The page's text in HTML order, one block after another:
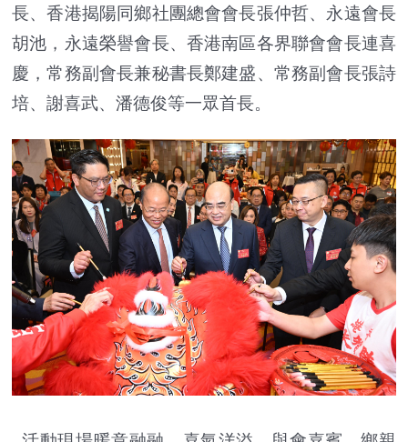
長、香港揭陽同鄉社團總會會長張仲哲、永遠會長
胡池，永遠榮譽會長、香港南區各界聯會會長連喜
慶，常務副會長兼秘書長鄭建盛、常務副會長張詩
培、謝喜武、潘德俊等一眾首長。